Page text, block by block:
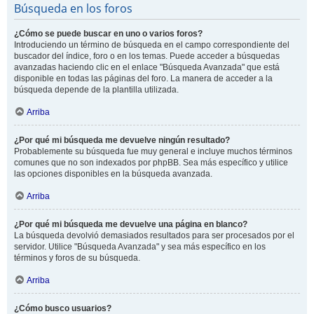
Búsqueda en los foros
¿Cómo se puede buscar en uno o varios foros?
Introduciendo un término de búsqueda en el campo correspondiente del
buscador del índice, foro o en los temas. Puede acceder a búsquedas
avanzadas haciendo clic en el enlace "Búsqueda Avanzada" que está
disponible en todas las páginas del foro. La manera de acceder a la
búsqueda depende de la plantilla utilizada.
Arriba
¿Por qué mi búsqueda me devuelve ningún resultado?
Probablemente su búsqueda fue muy general e incluye muchos términos
comunes que no son indexados por phpBB. Sea más específico y utilice
las opciones disponibles en la búsqueda avanzada.
Arriba
¿Por qué mi búsqueda me devuelve una página en blanco?
La búsqueda devolvió demasiados resultados para ser procesados por el
servidor. Utilice "Búsqueda Avanzada" y sea más específico en los
términos y foros de su búsqueda.
Arriba
¿Cómo busco usuarios?